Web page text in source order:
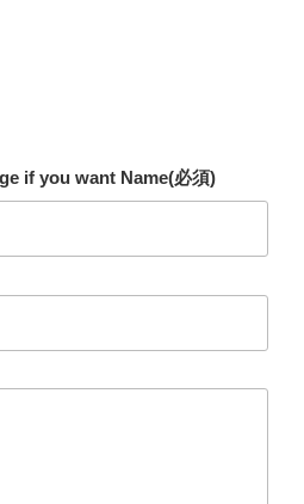
if you want Name(必須)